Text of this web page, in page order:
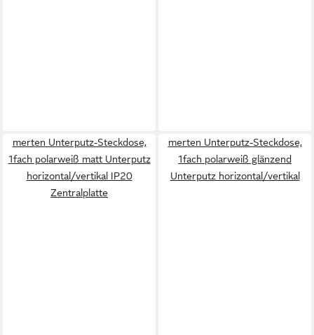
merten Unterputz-Steckdose,
1fach polarweiß matt Unterputz
horizontal/vertikal IP20
Zentralplatte
merten Unterputz-Steckdose,
1fach polarweiß glänzend
Unterputz horizontal/vertikal